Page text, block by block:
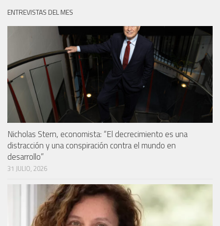
ENTREVISTAS DEL MES
Nicholas Stern, economista: “El decrecimiento es una
distracción y una conspiración contra el mundo en
desarrollo”
31 JULIO, 2026